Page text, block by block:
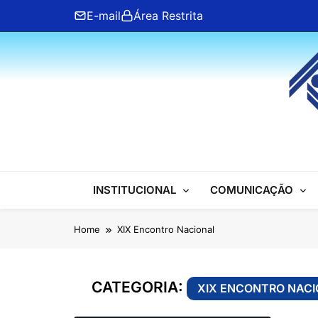
content
E-mail Área Restrita
ANFIP Nacional
INSTITUCIONAL COMUNICAÇÃO
Home XIX Encontro Nacional
CATEGORIA: XIX ENCONTRO